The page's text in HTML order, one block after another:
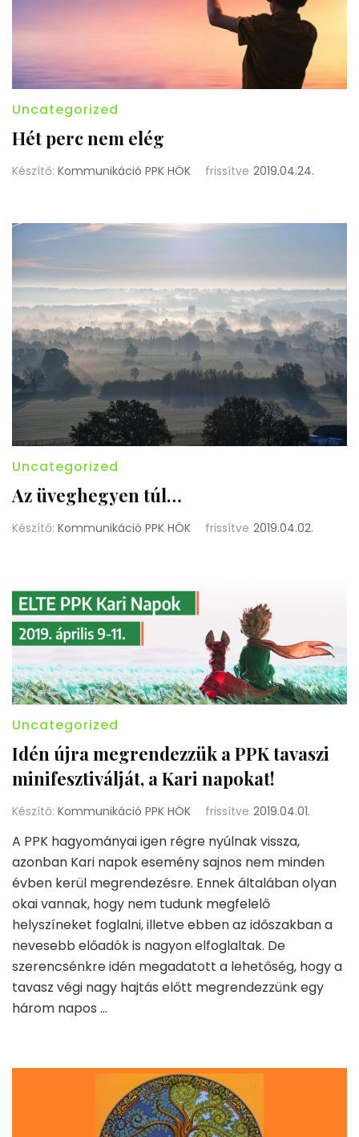
Uncategorized
Hét perc nem elég
Készítő: Kommunikáció PPK HÖK frissítve 2019.04.24.
Uncategorized
Az üveghegyen túl…
Készítő: Kommunikáció PPK HÖK frissítve 2019.04.02.
Uncategorized
Idén újra megrendezzük a PPK tavaszi
minifesztiválját, a Kari napokat!
Készítő: Kommunikáció PPK HÖK frissítve 2019.04.01.
A PPK hagyományai igen régre nyúlnak vissza,
azonban Kari napok esemény sajnos nem minden
évben kerül megrendezésre. Ennek általában olyan
okai vannak, hogy nem tudunk megfelelő
helyszíneket foglalni, illetve ebben az időszakban a
nevesebb előadók is nagyon elfoglaltak. De
szerencsénkre idén megadatott a lehetőség, hogy a
tavasz végi nagy hajtás előtt megrendezzünk egy
három napos …